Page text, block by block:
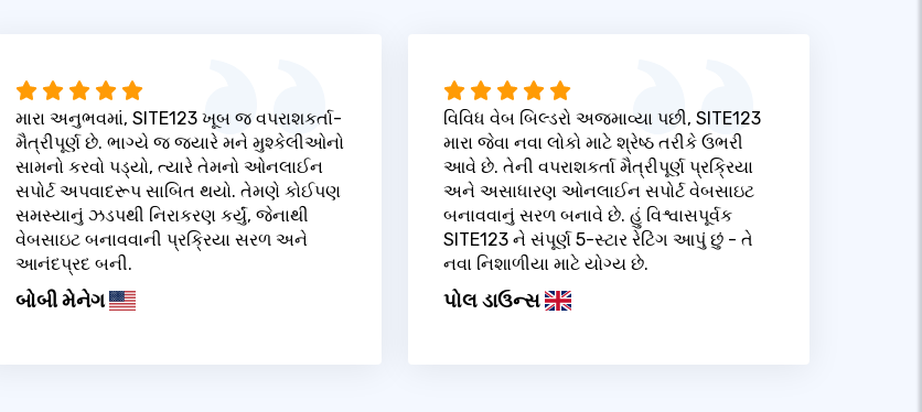
મારા અનુભવમાં, SITE123 ખૂબ જ વપરાશકર્તા-
મૈત્રીપૂર્ણ છે. ભાગ્યે જ જ્યારે મને મુશ્કેલીઓનો
સામનો કરવો પડ્યો, ત્યારે તેમનો ઓનલાઈન
સપોર્ટ અપવાદરૂપ સાબિત થયો. તેમણે કોઈપણ
સમસ્યાનું ઝડપથી નિરાકરણ કર્યું, જેનાથી
વેબસાઇટ બનાવવાની પ્રક્રિયા સરળ અને
આનંદપ્રદ બની.
બોબી મેનેગ
વિવિધ વેબ બિલ્ડરો અજમાવ્યા પછી, SITE123
મારા જેવા નવા લોકો માટે શ્રેષ્ઠ તરીકે ઉભરી
આવે છે. તેની વપરાશકર્તા મૈત્રીપૂર્ણ પ્રક્રિયા
અને અસાધારણ ઓનલાઈન સપોર્ટ વેબસાઇટ
બનાવવાનું સરળ બનાવે છે. હું વિશ્વાસપૂર્વક
SITE123 ને સંપૂર્ણ 5-સ્ટાર રેટિંગ આપું છું - તે
નવા નિશાળીયા માટે યોગ્ય છે.
પોલ ડાઉન્સ